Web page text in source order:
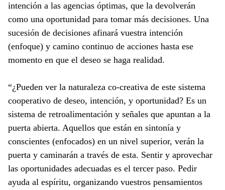
intención a las agencias óptimas, que la devolverán
como una oportunidad para tomar más decisiones. Una
sucesión de decisiones afinará vuestra intención
(enfoque) y camino continuo de acciones hasta ese
momento en que el deseo se haga realidad.
“¿Pueden ver la naturaleza co-creativa de este sistema
cooperativo de deseo, intención, y oportunidad? Es un
sistema de retroalimentación y señales que apuntan a la
puerta abierta. Aquellos que están en sintonía y
conscientes (enfocados) en un nivel superior, verán la
puerta y caminarán a través de esta. Sentir y aprovechar
las oportunidades adecuadas es el tercer paso. Pedir
ayuda al espíritu, organizando vuestros pensamientos